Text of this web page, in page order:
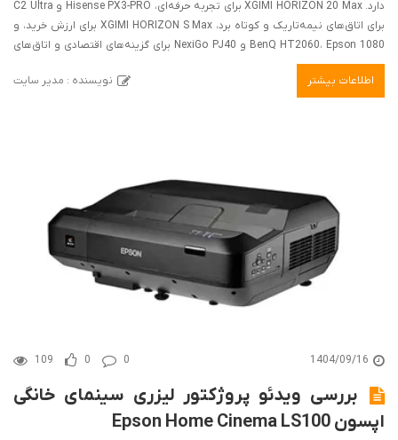
دارد. XGIMI HORIZON 20 Max برای تجربه حرفه‌ای، Hisense PX3-PRO و C2 Ultra
برای اتاق‌های نیمه‌تاریک و کوتاه برد، XGIMI HORIZON S Max برای ارزش خرید، و
BenQ HT2060، Epson 1080 و NexiGo PJ40 برای گزینه‌های اقتصادی و اتاق‌های
روشن مناسب هستند. این راهنما به شما کمک می‌کند بهترین پروژکتور را متناسب
با محیط و بودجه انتخاب کنید.
اطلاعات بیشتر نویسنده : مدیر سایت
1404/09/16
109 0 0
بررسی ویدئو پروژکتور لیزری سینمای خانگی
اپسون Epson Home Cinema LS100